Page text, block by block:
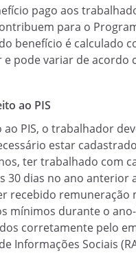
pago aos
para o
benefício é calculado
pode variar de acordo
ao PIS
PIS, o trabalhador
estar
ter trabalhado com
30 dias no ano anterior
recebido remuneração
mínimos durante o
corretamente pelo
Informações Sociais